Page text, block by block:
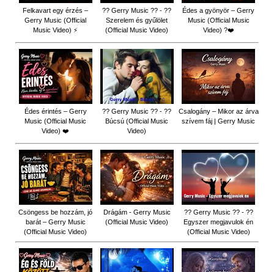
Felkavart egy érzés –
Gerry Music (Official
Music Video) ⚡
?? Gerry Music ?? - ??
Szerelem és gyűlölet
(Official Music Video)
Édes a gyönyör – Gerry
Music (Official Music
Video) ?❤️
Édes érintés – Gerry
Music (Official Music
Video) ❤️
?? Gerry Music ?? - ??
Búcsú (Official Music
Video)
Csalogány – Mikor az árva
szívem fáj | Gerry Music
Csöngess be hozzám, jó
barát – Gerry Music
(Official Music Video)
Drágám - Gerry Music
(Official Music Video)
?? Gerry Music ?? - ??
Egyszer megjavulok én
(Official Music Video)